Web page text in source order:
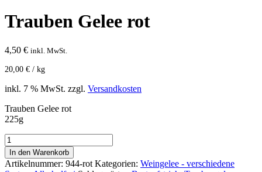
Trauben Gelee rot
4,50 € inkl. MwSt.
20,00 € / kg
inkl. 7 % MwSt. zzgl. Versandkosten
Trauben Gelee rot
225g
Trauben
Gelee
rot
Menge
In den Warenkorb
Artikelnummer: 944-rot Kategorien: Weingelee - verschiedene